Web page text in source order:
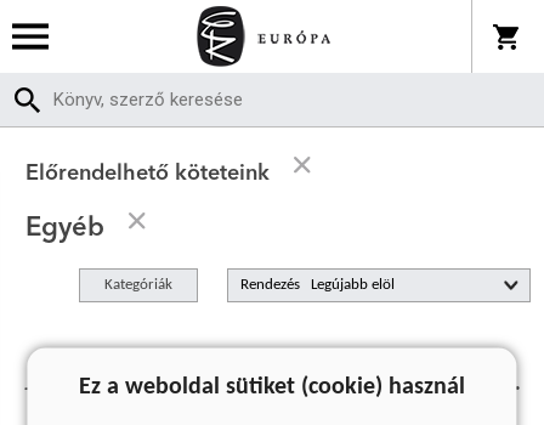
Előrendelhető köteteink
Egyéb
Kategóriák Rendezés
Jelenleg nincs előrendelhető termékünk.
Ez a weboldal sütiket (cookie) használ